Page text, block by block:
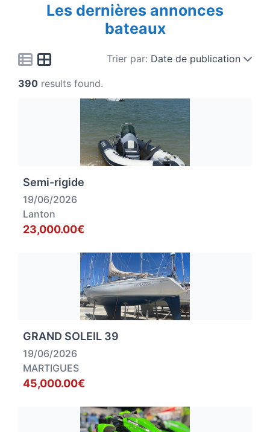
Les dernières annonces
bateaux
Trier par: Date de publication
390 results found.
Semi-rigide
19/06/2026
Lanton
23,000.00€
GRAND SOLEIL 39
19/06/2026
MARTIGUES
45,000.00€